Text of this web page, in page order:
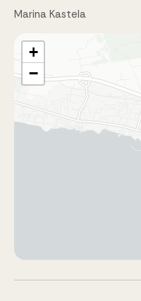
Marina Kastela
+
−